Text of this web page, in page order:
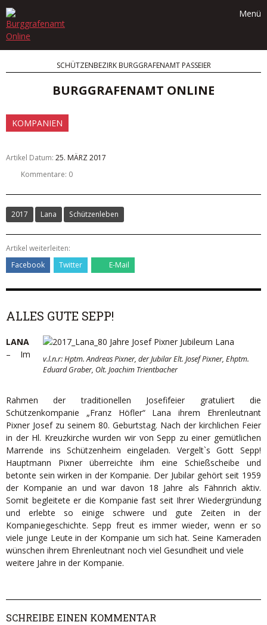
Skip
to
content
SCHÜTZENBEZIRK BURGGRAFENAMT PASSEIER
BURGGRAFENAMT ONLINE
Menü
KOMPANIEN
Artikel Datum: 25. MÄRZ 2017
Kommentare: 0
2017 Lana Schützenleben
Artikel weiterleiten:
Facebook
Twitter E-Mail
ALLES GUTE SEPP!
v.l.n.r: Hptm. Andreas Pixner, der Jubilar Elt. Josef Pixner, Ehptm.
Eduard Graber, Olt. Joachim Trientbacher
LANA
– Im
Rahmen der traditionellen Josefifeier gratuliert die
Schützenkompanie „Franz Höfler“ Lana ihrem Ehrenleutnant
Pixner Josef zu seinem 80. Geburtstag. Nach der kirchlichen Feier
in der Hl. Kreuzkirche wurden wir von Sepp zu einer gemütlichen
Marrende ins Schützenheim eingeladen. Vergelt`s Gott Sepp!
Hauptmann Pixner überreichte ihm eine Schießscheibe und
betonte sein wirken in der Kompanie. Der Jubilar gehört seit 1959
der Kompanie an und war davon 18 Jahre als Fähnrich aktiv.
Somit begleitete er die Kompanie fast seit Ihrer Wiedergründung
und erlebte so einige schwere und gute Zeiten in der
Kompaniegeschichte. Sepp freut es immer wieder, wenn er so
viele junge Leute in der Kompanie um sich hat. Seine Kameraden
wünschen ihrem Ehrenleutnant noch viel Gesundheit und viele
weitere Jahre in der Kompanie.
SCHREIBE EINEN KOMMENTAR